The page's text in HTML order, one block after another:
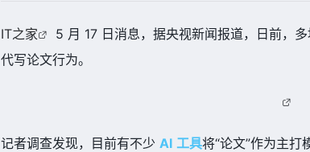
IT之家 5 月 17 日消息，据央视新闻报道，日前，
代写论文行为。
记者调查发现，目前有不少 AI 工具将“论文”作为主打